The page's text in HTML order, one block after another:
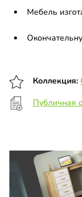
Мебель
Коллекция:
Публичная